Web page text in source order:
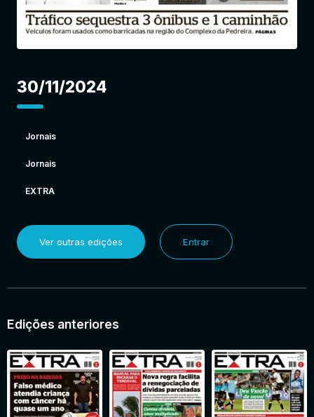
30/11/2024
Jornais
Jornais
EXTRA
Ver outras edições Entrar
Edições anteriores